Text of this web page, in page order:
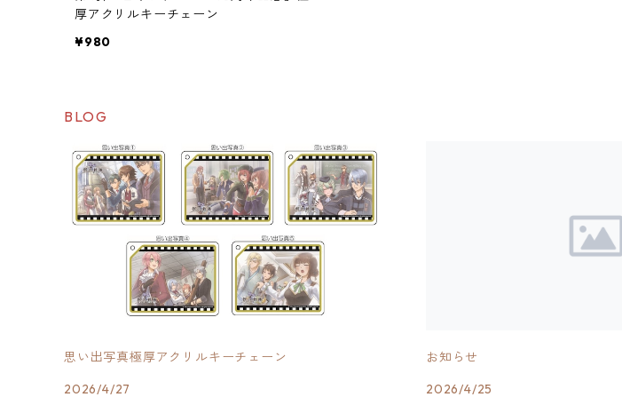
厚アクリルキーチェーン
¥980
BLOG
思い出写真極厚アクリルキーチェーン
2026/4/27
お知らせ
2026/4/25